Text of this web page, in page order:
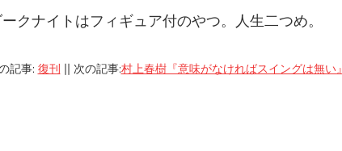
クナイトはフィギュア付のやつ。人生二つめ。
記事: 復刊 || 次の記事:村上春樹『意味がなければスイングは無い』